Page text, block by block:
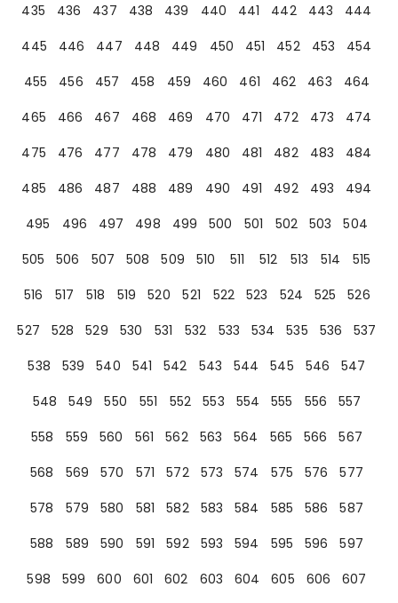
435
436 437 438 439 440 441 442 443
444
445
446 447 448 449 450 451 452 453
454
455
456 457 458 459 460 461 462 463
464
465
466 467 468 469 470 471 472 473
474
475
476 477 478 479 480 481 482 483
484
485
486 487 488 489 490 491 492 493
494
495
496 497 498 499 500 501 502 503
504
505
506 507 508 509 510 511 512 513 514
515
516
517 518 519 520 521 522 523 524 525
526
527
528 529 530 531 532 533 534 535 536
537
538
539 540 541 542 543 544 545 546
547
548
549 550 551 552 553 554 555 556
557
558
559 560 561 562 563 564 565 566
567
568
569 570 571 572 573 574 575 576
577
578
579 580 581 582 583 584 585 586
587
588
589 590 591 592 593 594 595 596
597
598
599 600 601 602 603 604 605 606
607